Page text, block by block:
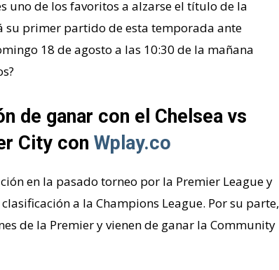
uno de los favoritos a alzarse el título de la
su primer partido de esta temporada ante
18 de agosto a las 10:30 de la mañana
de ganar con el Chelsea vs
City con Wplay.co
en la pasado torneo por la Premier League y
a la Champions League. Por su parte,
de la Premier y vienen de ganar la Community